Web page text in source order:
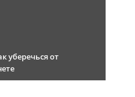
уберечься от